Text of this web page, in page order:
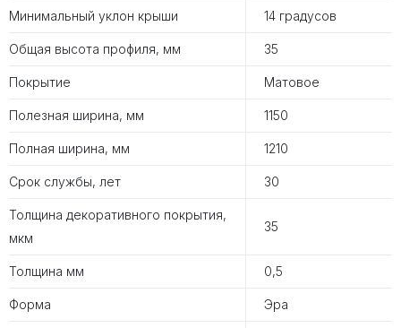
Минимальный уклон крыши 14 градусов
Общая высота профиля, мм 35
Покрытие Матовое
Полезная ширина, мм 1150
Полная ширина, мм 1210
Срок службы, лет 30
Толщина декоративного покрытия,
мкм
35
Толщина мм 0,5
Форма Эра